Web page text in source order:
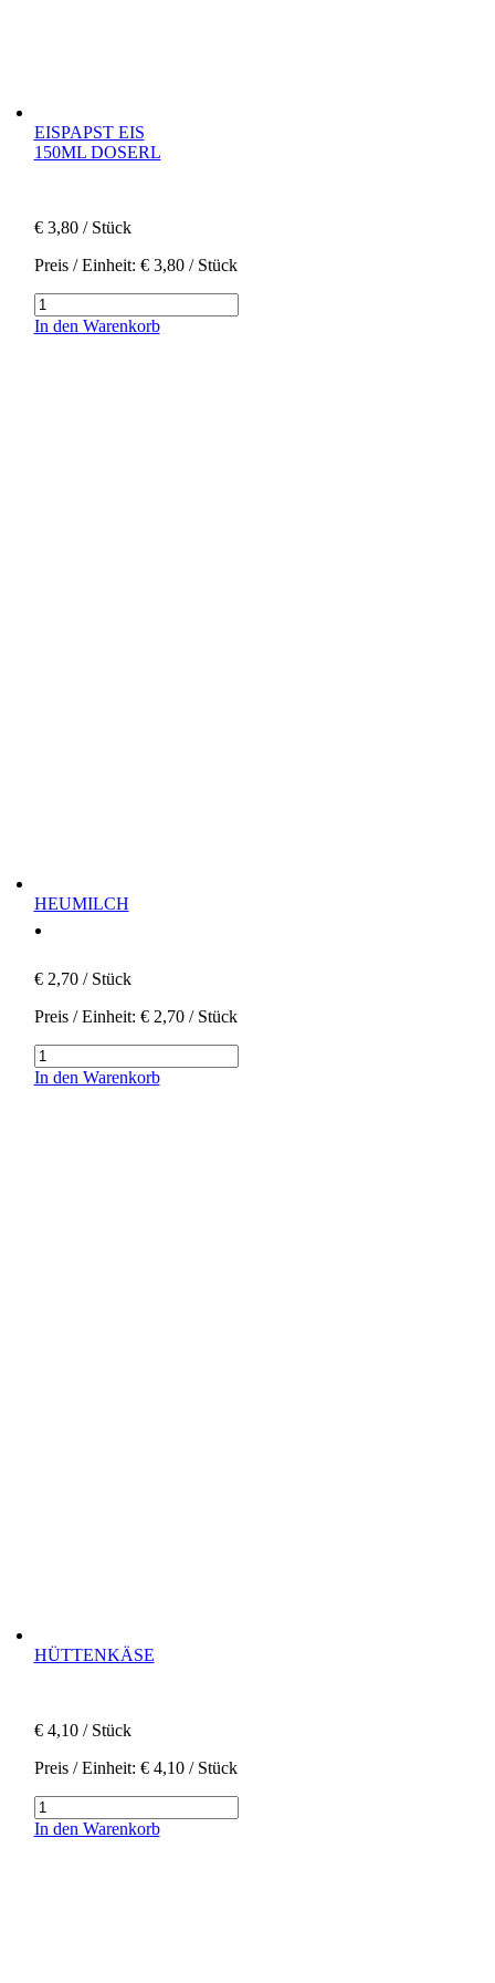
EISPAPST EIS
150ML DOSERL
€3,80/ Stück
Preis / Einheit: €3,80/ Stück
Eispapst
Eis
In den Warenkorb
HEUMILCH
€2,70/ Stück
Preis / Einheit: €2,70/ Stück
Heumilch
Menge
In den Warenkorb
HÜTTENKÄSE
€4,10/ Stück
Preis / Einheit: €4,10/ Stück
Hüttenkäse
Menge
In den Warenkorb